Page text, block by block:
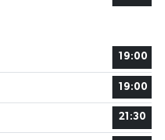
19:00
19:00
21:30